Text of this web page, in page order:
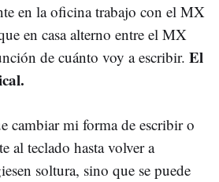
en la oficina trabajo con el MX
en casa alterno entre el MX
de cuánto voy a escribir. El
cambiar mi forma de escribir o
al teclado hasta volver a
soltura, sino que se puede